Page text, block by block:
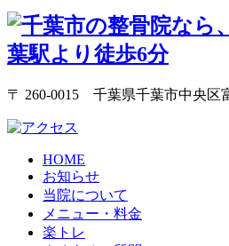
〒 260-0015 千葉県千葉市中央区
HOME
お知らせ
当院について
メニュー・料金
楽トレ